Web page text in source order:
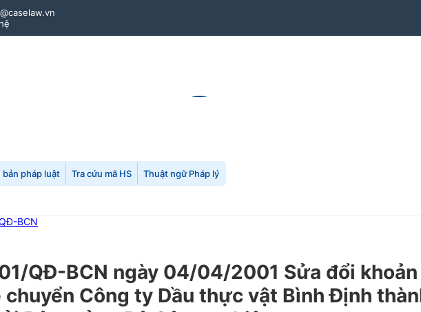
bản pháp luật Tra cứu mã HS Thuật ngữ Pháp lý
BCN
QĐ-BCN ngày 04/04/2001 Sửa đổi
Công ty Dầu thực vật Bình Định